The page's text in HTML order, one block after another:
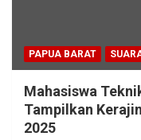
PAPUA BARAT
Mahasiswa
Tampilkan
2025